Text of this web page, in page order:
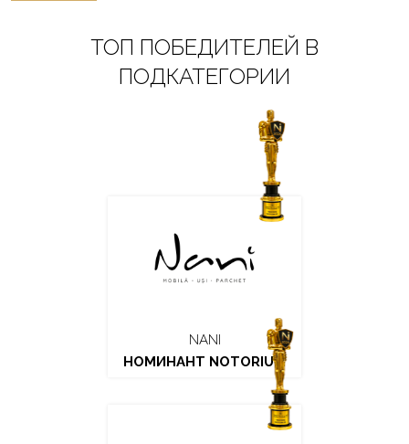
ТОП ПОБЕДИТЕЛЕЙ В
ПОДКАТЕГОРИИ
NANI
НОМИНАНТ NOTORIUM